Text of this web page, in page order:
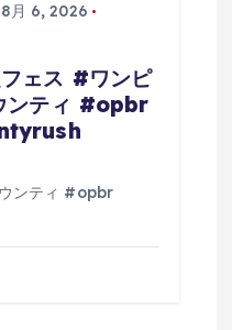
8月 6, 2026
ェス #ワンピ
ンティ #opbr
ンティ #opbr